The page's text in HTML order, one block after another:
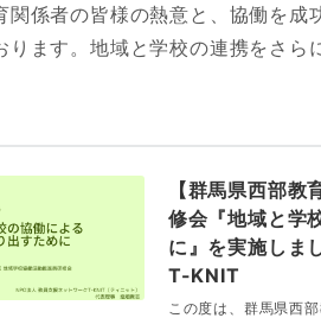
関係者の皆様の熱意と、協働を
ります。地域と学校の連携をさら
【群馬県西部
修会『地域と学
に』を実施しま
T-KNIT
この度は、群馬県西